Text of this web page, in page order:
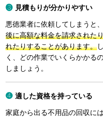
見積もりが分かりやすい
悪徳業者に依頼してしまうと
後に高額な料金を請求された
れたりすることがあります。
く、どの作業でいくらかかる
しましょう。
適した資格を持っている
家庭から出る不用品の回収に